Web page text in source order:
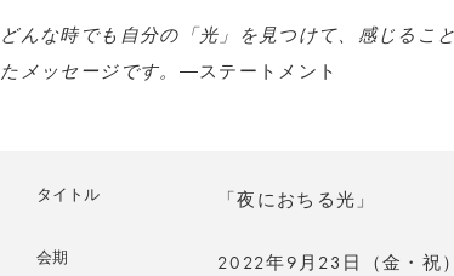
どんな時でも自分の「光」を見つけて、感じるこ
たメッセージです。 ―ステートメント
タイトル 「夜におちる光」
会期 2022年9月23日（金・祝